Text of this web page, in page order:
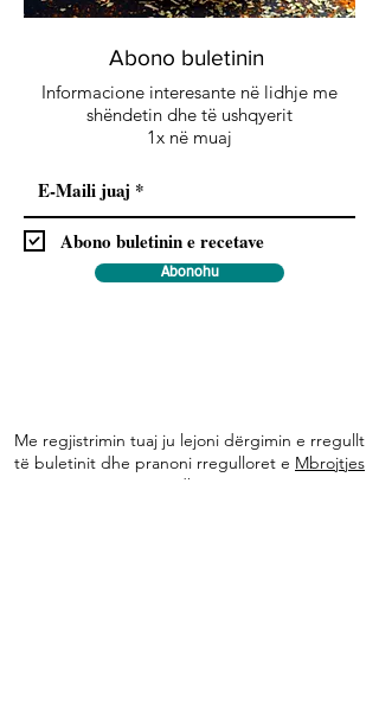
Abono buletinin
Informacione interesante në lidhje me
shëndetin dhe të ushqyerit
1x në muaj
Abono buletinin e recetave
Abonohu
Me regjistrimin tuaj ju lejoni dërgimin e rregullt
të buletinit dhe pranoni rregulloret e Mbrojtjes
së të dhënave